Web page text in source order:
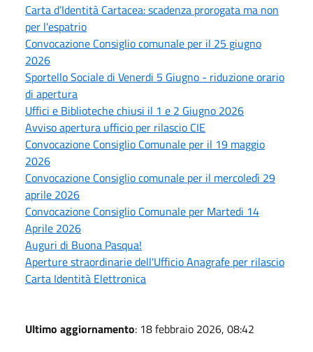
Carta d’Identità Cartacea: scadenza prorogata ma non
per l'espatrio
Convocazione Consiglio comunale per il 25 giugno
2026
Sportello Sociale di Venerdi 5 Giugno - riduzione orario
di apertura
Uffici e Biblioteche chiusi il 1 e 2 Giugno 2026
Avviso apertura ufficio per rilascio CIE
Convocazione Consiglio Comunale per il 19 maggio
2026
Convocazione Consiglio comunale per il mercoledì 29
aprile 2026
Convocazione Consiglio Comunale per Martedi 14
Aprile 2026
Auguri di Buona Pasqua!
Aperture straordinarie dell'Ufficio Anagrafe per rilascio
Carta Identità Elettronica
Ultimo aggiornamento: 18 febbraio 2026, 08:42